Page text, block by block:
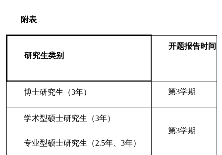
附表
研究生类别
开题报告时间
博士研究生（3年） 第3学期
学术型硕士研究生（3年）
专业型硕士研究生（2.5年、3年）
第3学期